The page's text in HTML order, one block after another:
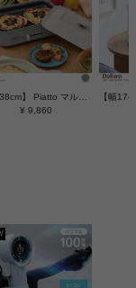
【幅38cm】 Piatto マルチホットプレート
¥ 9,860